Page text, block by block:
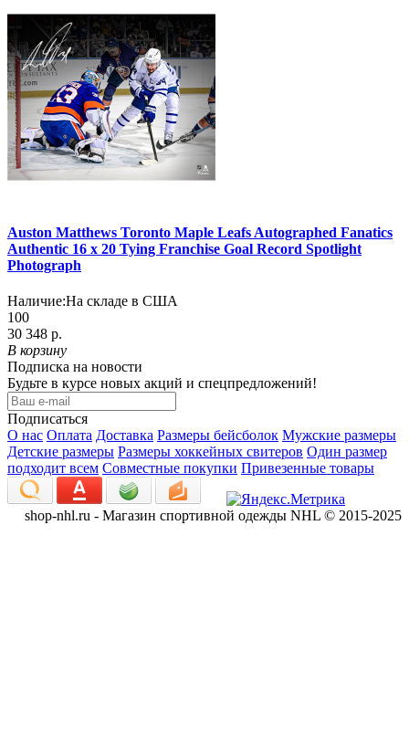
Auston Matthews Toronto Maple Leafs Autographed Fanatics
Authentic 16 x 20 Tying Franchise Goal Record Spotlight
Photograph
Наличие:На складе в США
100
30 348 р.
В корзину
Подписка на новости
Будьте в курсе новых акций и спецпредложений!
Подписаться
О нас Оплата Доставка Размеры бейсболок Мужские размеры
Детские размеры Размеры хоккейных свитеров Один размер
подходит всем Совместные покупки Привезенные товары
shop-nhl.ru - Магазин спортивной одежды NHL © 2015-2025